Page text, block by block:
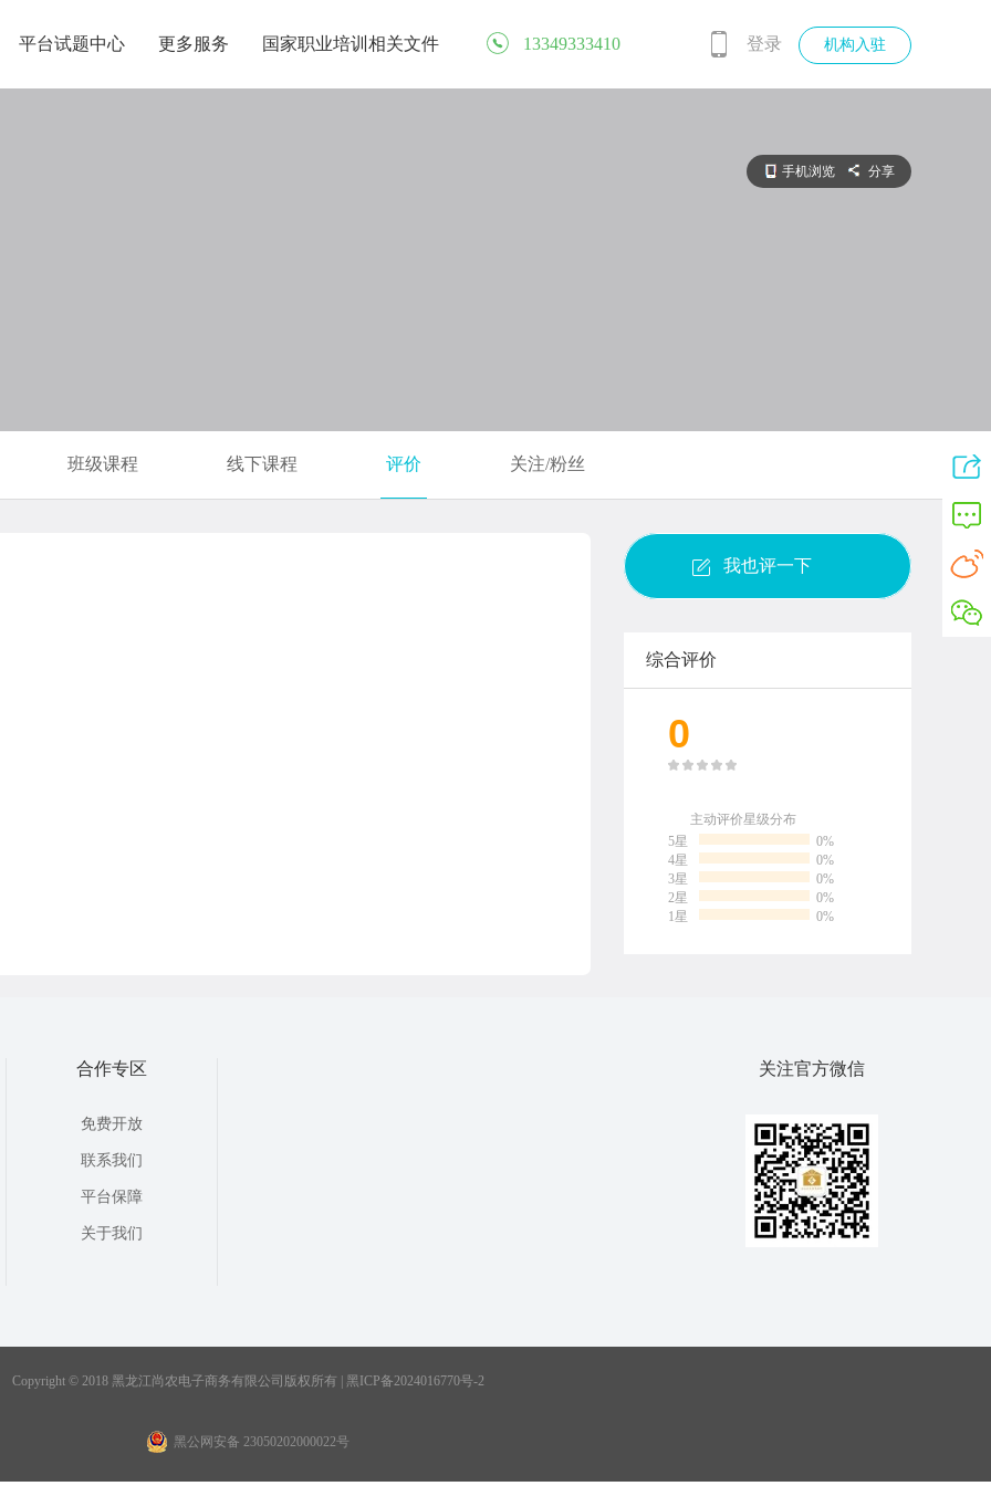
平台试题中心 更多服务 国家职业培训相关文件 13349333410 登录 机构入驻
分享
手机浏览
班级课程 线下课程 评价 关注/粉丝
我也评一下
综合评价
0
主动评价星级分布
5星
0%
4星
0%
3星
0%
2星
0%
1星
0%
合作专区
免费开放
联系我们
平台保障
关于我们
关注官方微信
Copyright © 2018 黑龙江尚农电子商务有限公司版权所有 | 黑ICP备2024016770号-2
黑公网安备 23050202000022号